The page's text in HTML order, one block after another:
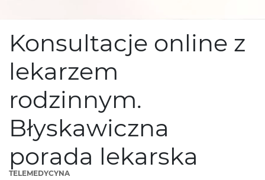
Konsultacje online z
lekarzem
rodzinnym.
Błyskawiczna
porada lekarska
TELEMEDYCYNA